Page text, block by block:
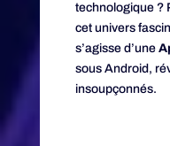
technologique ?
cet univers
s’agisse d’une
sous Android,
insoupçonnés.